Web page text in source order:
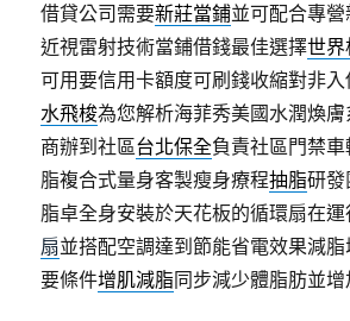
借貸公司需要新莊當鋪並可配合專
近視雷射技術當鋪借錢最佳選擇世界
可用要信用卡額度可刷錢收縮對非
水飛梭為您解析海菲秀美國水潤煥
商辦到社區台北保全負責社區門禁
脂複合式量身客製瘦身療程抽脂研發
脂卓全身安裝於天花板的循環扇在
扇並搭配空調達到節能省電效果減
要條件增肌減脂同步減少體脂肪並增